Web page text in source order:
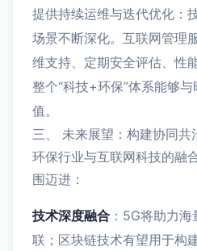
提供持续运维与迭代优化：
场景不断深化。互联网管理
维支持、定期安全评估、性
整个“科技+环保”体系能够
值。
三、 未来展望：构建协同共
环保行业与互联网科技的融
围迈进：
技术深度融合 ：5G将助力
联；区块链技术有望用于构